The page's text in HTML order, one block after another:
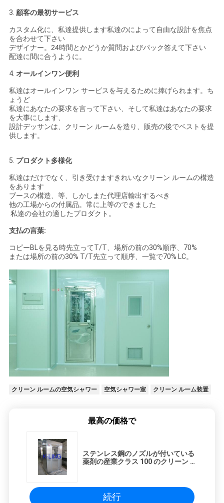
3. 顧客の最初サービス
カスタム化に、私達提供します私達のによって自由な設計を焦点
を合わせて下さい
デザイナー。24時間とかどうか質問およびパック答えて下さい
配達に間に合うように。
4. オールインワン便利
私達はオールインワン サービスを与えるために捧げられます。ち
ょうど
私達にあなたの要求を言って下さい、そして私達はあなたの要求
を大事にします、
設計デッサンは、クリーン ルームを造り、販売の後でベストを提
供します。
5. プロダクト多様化
私達はだけでなく、引き受けますきれいなクリーン ルームの構造
をあります
ブースの構造、等、しかしまた代理店輸出するべき
他の工場からの付属品。常に上等のできました
私達の会社の適したプロダクト。
支払の言葉:
コピーBLを見る時先立ってT/T、場所の前の30%順序、70%
または場所の前の30% T/T先立って順序、一覧で70% LC。
クリーン ルームの空気シャワー 空気シャワー室 クリーン ルーム装置
最高の価格で
ステンレス鋼のノズルが付いている
薬剤の産業クラス 100 のクリーン ル
続行